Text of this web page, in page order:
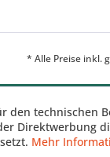
* Alle Preise inkl.
den technischen
Direktwerbung
Mehr